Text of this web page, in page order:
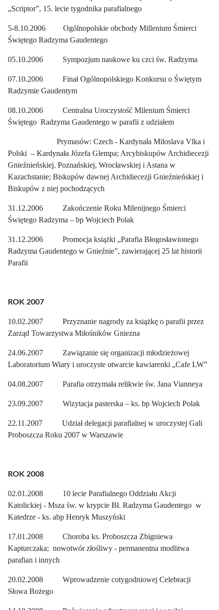
„Scriptor”, 15. lecie tygodnika parafialnego
5-8.10.2006 Ogólnopolskie obchody Millenium Śmierci
Świętego Radzyma Gaudentego
05.10.2006 Sympozjum naukowe ku czci św. Radzyma
07.10.2006 Finał Ogólnopolskiego Konkursu o Świętym
Radzymie Gaudentym
08.10.2006 Centralna Uroczystość Milenium Śmierci
Świętego Radzyma Gaudentego w parafii z udziałem
Prymasów: Czech - Kardynała Miloslava Vlka i
Polski – Kardynała Józefa Glempa; Arcybiskupów Archidiecezji
Gnieźnieńskiej, Poznańskiej, Wrocławskiej i Astana w
Kazachstanie; Biskupów dawnej Archidiecezji Gnieźnieńskiej i
Biskupów z niej pochodzących
31.12.2006 Zakończenie Roku Milenijnego Śmierci
Świętego Radzyma – bp Wojciech Polak
31.12.2006 Promocja książki „Parafia Błogosławionego
Radzyma Gaudentego w Gnieźnie”, zawierającej 25 lat historii
Parafii
ROK 2007
10.02.2007 Przyznanie nagrody za książkę o parafii przez
Zarząd Towarzystwa Miłośników Gniezna
24.06.2007 Zawiązanie się organizacji młodzieżowej
Laboratorium Wiary i uroczyste otwarcie kawiarenki „Cafe LW”
04.08.2007 Parafia otrzymała relikwie św. Jana Vianneya
23.09.2007 Wizytacja pasterska – ks. bp Wojciech Polak
22.11.2007 Udział delegacji parafialnej w uroczystej Gali
Proboszcza Roku 2007 w Warszawie
ROK 2008
02.01.2008 10 lecie Parafialnego Oddziału Akcji
Katolickiej - Msza św. w krypcie Bł. Radzyma Gaudentego w
Katedrze - ks. abp Henryk Muszyński
17.01.2008 Choroba ks. Proboszcza Zbigniewa
Kapturczaka; nowotwór złośliwy - permanentna modlitwa
parafian i innych
20.02.2008 Wprowadzenie cotygodniowej Celebracji
Słowa Bożego